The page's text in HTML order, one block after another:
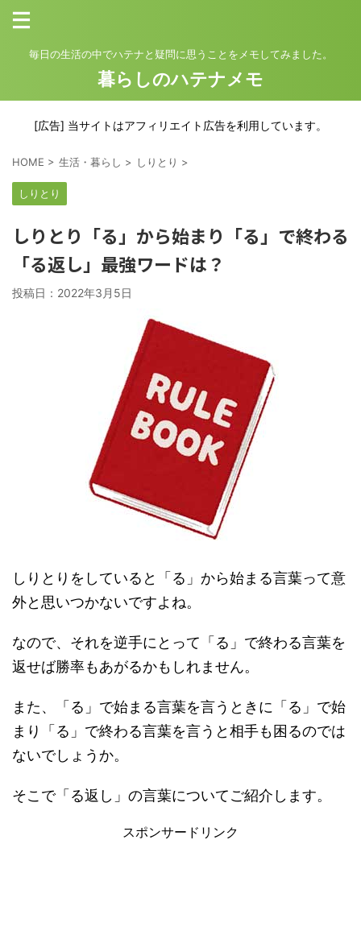
毎日の生活の中でハテナと疑問に思うことをメモしてみました。
暮らしのハテナメモ
[広告] 当サイトはアフィリエイト広告を利用しています。
HOME > 生活・暮らし > しりとり >
しりとり
しりとり「る」から始まり「る」で終わる
「る返し」最強ワードは？
投稿日： 2022年3月5日
しりとりをしていると「る」から始まる言葉って意
外と思いつかないですよね。
なので、それを逆手にとって「る」で終わる言葉を
返せば勝率もあがるかもしれません。
また、「る」で始まる言葉を言うときに「る」で始
まり「る」で終わる言葉を言うと相手も困るのでは
ないでしょうか。
そこで「る返し」の言葉についてご紹介します。
スポンサードリンク